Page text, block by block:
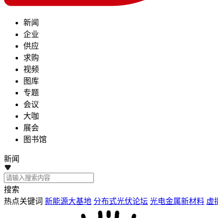
新闻
企业
供应
求购
视频
图库
专题
会议
大咖
展会
图书馆
新闻
搜索
热点关键词 新能源大基地 分布式光伏论坛 光电金属新材料 虚